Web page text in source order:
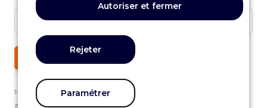
Mentions légales
© Copyright 2025 - REALITY AGENCY
JE M'ABONNE
Autoriser et fermer
Rejeter
Paramétrer